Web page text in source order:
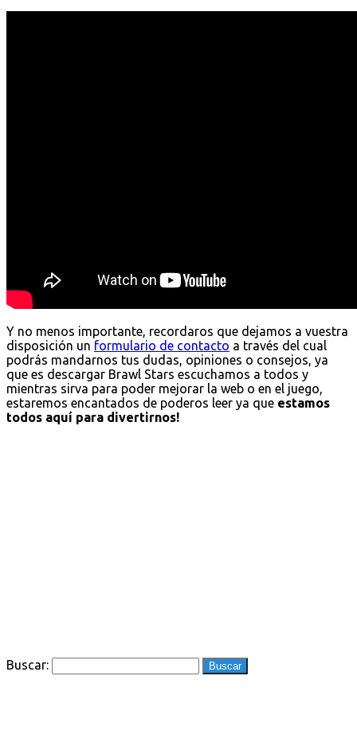
Y no menos importante, recordaros que dejamos a vuestra
disposición un formulario de contacto a través del cual
podrás mandarnos tus dudas, opiniones o consejos, ya
que es descargar Brawl Stars escuchamos a todos y
mientras sirva para poder mejorar la web o en el juego,
estaremos encantados de poderos leer ya que estamos
todos aquí para divertirnos!
Buscar: